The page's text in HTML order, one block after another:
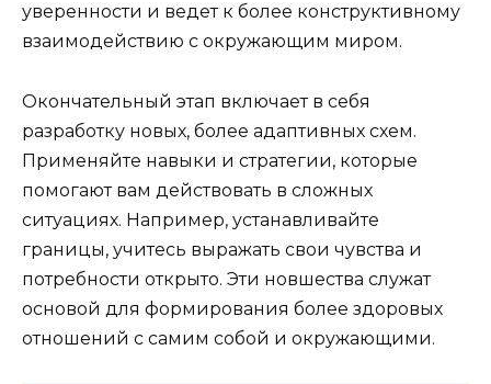
уверенности и ведет к более конструктивному
взаимодействию с окружающим миром.
Окончательный этап включает в себя
разработку новых, более адаптивных схем.
Применяйте навыки и стратегии, которые
помогают вам действовать в сложных
ситуациях. Например, устанавливайте
границы, учитесь выражать свои чувства и
потребности открыто. Эти новшества служат
основой для формирования более здоровых
отношений с самим собой и окружающими.